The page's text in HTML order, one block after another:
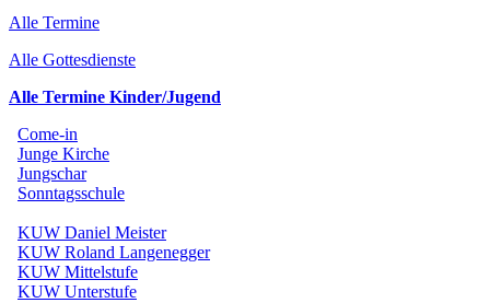
Alle Termine
Alle Gottesdienste
Alle Termine Kinder/Jugend
Come-in
Junge Kirche
Jungschar
Sonntagsschule
KUW Daniel Meister
KUW Roland Langenegger
KUW Mittelstufe
KUW Unterstufe